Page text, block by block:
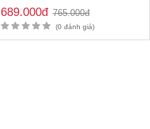
689.000đ 765.000đ
(0 đánh giá)